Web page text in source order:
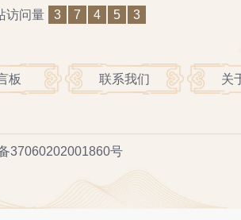
访问量 3 7 4 5 3
板 联系我们 关
37060202001860号